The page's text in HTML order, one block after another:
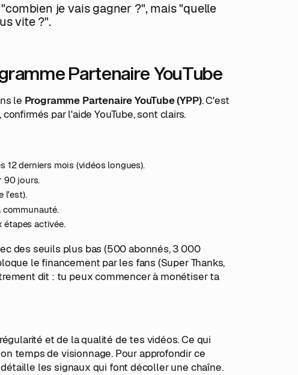
je vais gagner ?", mais "quelle
vite ?".
Partenaire YouTube
le Programme Partenaire YouTube (YPP). C'est
par l'aide YouTube, sont clairs.
12 derniers mois (vidéos longues).
90 jours.
l'est).
étapes activée.
des seuils plus bas (500 abonnés, 3 000
le financement par les fans (Super Thanks,
dit : tu peux commencer à monétiser ta
et de la qualité de tes vidéos. Ce qui
temps de visionnage. Pour approfondir ce
détaille les signaux qui font décoller une chaîne.